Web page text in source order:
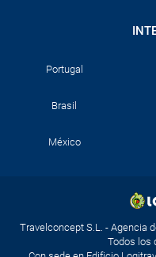
Portugal
Brasil
México
Travelconcept S.L. - Agencia
Todos los